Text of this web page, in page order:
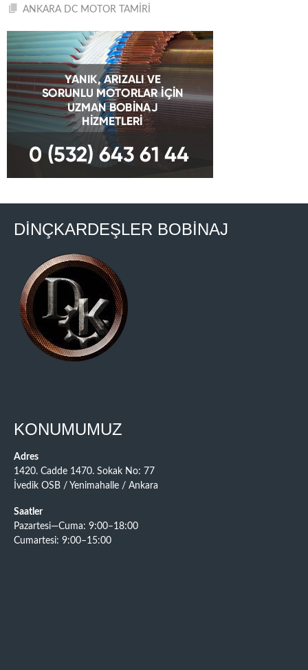
ANKARA DC MOTOR TAMİRİ
DİNÇKARDEŞLER BOBİNAJ
KONUMUMUZ
Adres
1420. Cadde 1470. Sokak No: 77
İvedik OSB / Yenimahalle / Ankara
Saatler
Pazartesi—Cuma: 9:00–18:00
Cumartesi: 9:00–15:00